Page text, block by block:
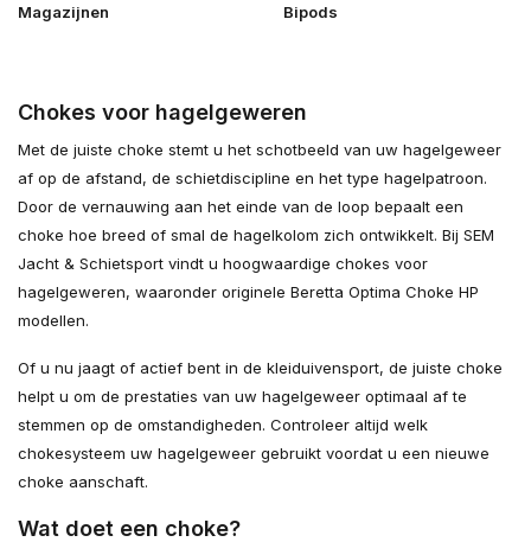
Magazijnen Bipods
Chokes voor hagelgeweren
Met de juiste choke stemt u het schotbeeld van uw hagelgeweer
af op de afstand, de schietdiscipline en het type hagelpatroon.
Door de vernauwing aan het einde van de loop bepaalt een
choke hoe breed of smal de hagelkolom zich ontwikkelt. Bij SEM
Jacht & Schietsport vindt u hoogwaardige chokes voor
hagelgeweren, waaronder originele Beretta Optima Choke HP
modellen.
Of u nu jaagt of actief bent in de kleiduivensport, de juiste choke
helpt u om de prestaties van uw hagelgeweer optimaal af te
stemmen op de omstandigheden. Controleer altijd welk
chokesysteem uw hagelgeweer gebruikt voordat u een nieuwe
choke aanschaft.
Wat doet een choke?